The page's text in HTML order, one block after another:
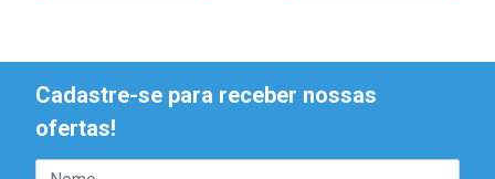
Cadastre-se para receber nossas
ofertas!